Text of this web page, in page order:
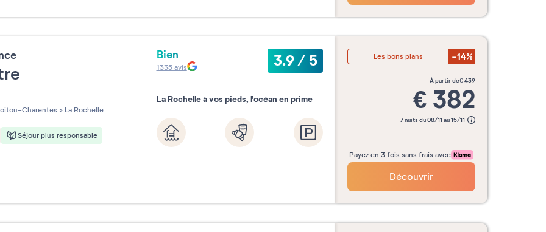
31
sur 5
Charentes > La Rochelle
Séjour plus responsable
Bien 3.9/5
1335avis
La Rochelle à vos pieds, l'océan en prime
Les bons plans -14%
à partir de€439
€ 382
7 nuits du 08/11 au 15/11
Payez en 3 fois sans frais avec
Découvrir